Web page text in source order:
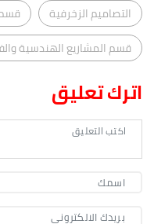
التصاميم الزخرفية
قسم المشاريع الهندسية
اترك تعليق